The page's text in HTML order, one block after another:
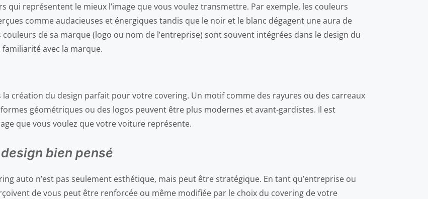
qui représentent le mieux l’image que vous voulez transmettre. Par exemple, les couleurs
comme audacieuses et énergiques tandis que le noir et le blanc dégagent une aura de
de sa marque (logo ou nom de l’entreprise) sont souvent intégrées dans le design du
avec la marque.
création du design parfait pour votre covering. Un motif comme des rayures ou des carreaux
géométriques ou des logos peuvent être plus modernes et avant-gardistes. Il est
que vous voulez que votre voiture représente.
bien pensé
auto n’est pas seulement esthétique, mais peut être stratégique. En tant qu’entreprise ou
de vous peut être renforcée ou même modifiée par le choix du covering de votre